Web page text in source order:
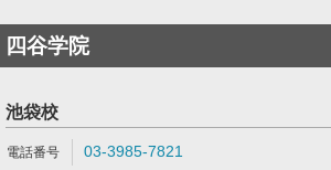
四谷学院
池袋校
03-3985-7821